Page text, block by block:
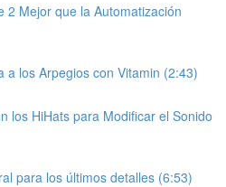
2 Mejor que la Automatización
a los Arpegios con Vitamin (2:43)
los HiHats para Modificar el Sonido
para los últimos detalles (6:53)